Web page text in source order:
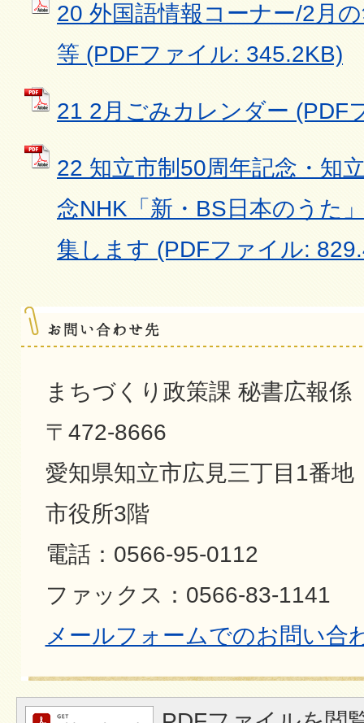
20 外国語情報コーナー/2月
等 (PDFファイル: 345.2KB)
21 2月ごみカレンダー (PDF
22 知立市制50周年記念・知
念NHK「新・BS日本のうた
集します (PDFファイル:
まちづくり政策課 秘書広報係
〒472-8666
愛知県知立市広見三丁目1番地
市役所3階
電話：0566-95-0112
ファックス：0566-83-1141
メールフォームでのお問い合